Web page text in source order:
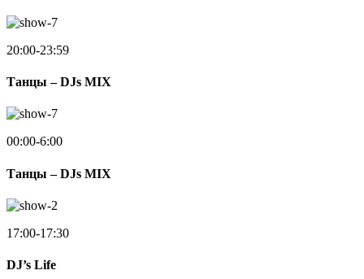
20:00-23:59
Танцы – DJs MIX
00:00-6:00
Танцы – DJs MIX
17:00-17:30
DJ’s Life